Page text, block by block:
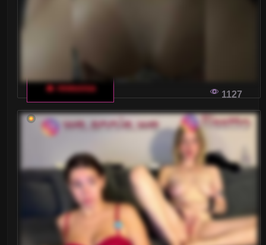
Czy włoski czat dla dorosłych może spełnić
nasze najskrytsze fantazje? Dlaczego tak wielu
internetowym z Włoch?
🔥 rewuosa
1127